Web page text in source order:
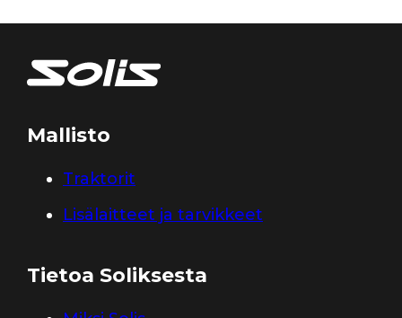
Mallisto
Traktorit
Lisälaitteet ja tarvikkeet
Tietoa Soliksesta